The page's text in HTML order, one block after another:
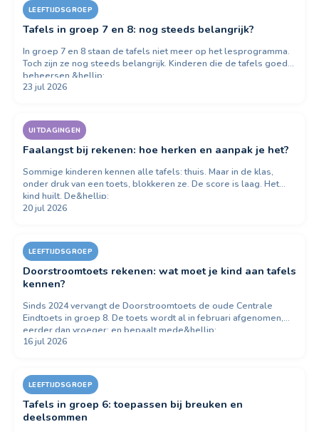
LEEFTIJDSGROEP
Tafels in groep 7 en 8: nog steeds belangrijk?
In groep 7 en 8 staan de tafels niet meer op het lesprogramma.
Toch zijn ze nog steeds belangrijk. Kinderen die de tafels goed
beheersen,&hellip;
23 jul 2026
UITDAGINGEN
Faalangst bij rekenen: hoe herken en aanpak je het?
Sommige kinderen kennen alle tafels: thuis. Maar in de klas,
onder druk van een toets, blokkeren ze. De score is laag. Het
kind huilt. De&hellip;
20 jul 2026
LEEFTIJDSGROEP
Doorstroomtoets rekenen: wat moet je kind aan tafels
kennen?
Sinds 2024 vervangt de Doorstroomtoets de oude Centrale
Eindtoets in groep 8. De toets wordt al in februari afgenomen,
eerder dan vroeger: en bepaalt mede&hellip;
16 jul 2026
LEEFTIJDSGROEP
Tafels in groep 6: toepassen bij breuken en
deelsommen